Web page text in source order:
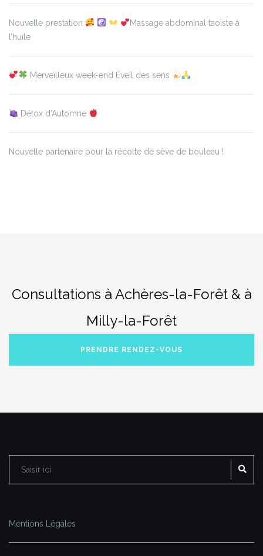
Nouvelle prestation
Massage abdominal taoïste à
l’huile
Merveilleux week-end Éveil des sens
Détox d’Automne
Nouvelle partenaire pour la récolte de sève de bouleau !
Consultations à Achères-la-Forêt & à
Milly-la-Forêt
PRENDRE RENDEZ-VOUS
Rechercher :
Mentions Légales